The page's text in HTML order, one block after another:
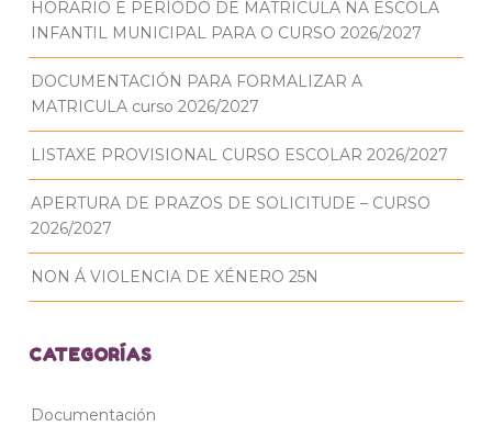
HORARIO E PERÍODO DE MATRICULA NA ESCOLA
INFANTIL MUNICIPAL PARA O CURSO 2026/2027
DOCUMENTACIÓN PARA FORMALIZAR A
MATRICULA curso 2026/2027
LISTAXE PROVISIONAL CURSO ESCOLAR 2026/2027
APERTURA DE PRAZOS DE SOLICITUDE – CURSO
2026/2027
NON Á VIOLENCIA DE XÉNERO 25N
CATEGORÍAS
Documentación